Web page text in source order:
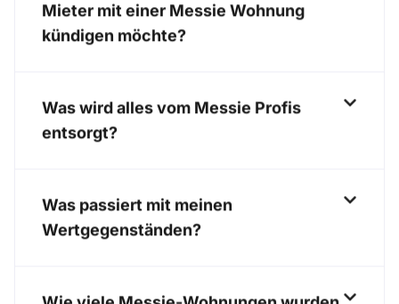
Mieter mit einer Messie Wohnung
kündigen möchte?
Was wird alles vom Messie Profis
entsorgt?
Was passiert mit meinen
Wertgegenständen?